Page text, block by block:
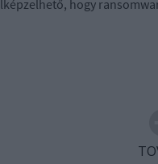
hogy